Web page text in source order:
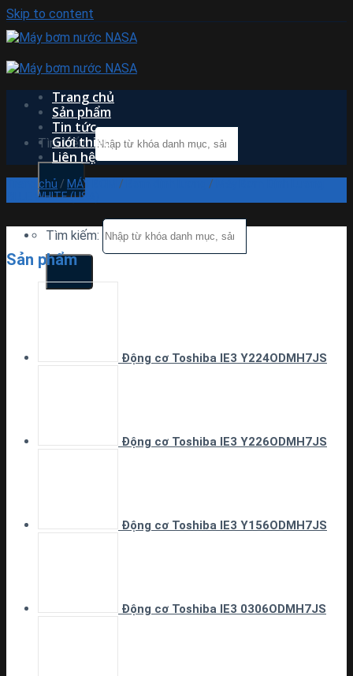
Skip to content
Tìm kiếm:
Tìm kiếm:
Trang chủ
Sản phẩm
Tin tức
Giới thiệu
Liên hệ
Trang chủ / MÁY BƠM / /
BLUE WHITE (USA)
Sản phẩm
Động cơ Toshiba IE3 Y224ODMH7JS
Động cơ Toshiba IE3 Y226ODMH7JS
Động cơ Toshiba IE3 Y156ODMH7JS
Động cơ Toshiba IE3 0306ODMH7JS